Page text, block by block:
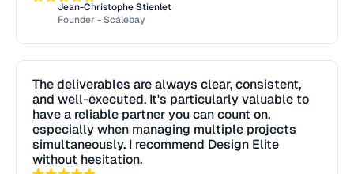
Jean-Christophe Stienlet
Founder - Scalebay
The deliverables are always clear, consistent,
and well-executed. It's particularly valuable to
have a reliable partner you can count on,
especially when managing multiple projects
simultaneously. I recommend Design Elite
without hesitation.